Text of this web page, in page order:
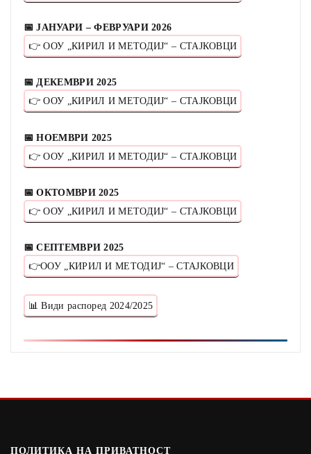
📅 ЈАНУАРИ – ФЕВРУАРИ 2026
👉 ООУ „КИРИЛ И МЕТОДИЈ“ – СТАЈКОВЦИ
📅 ДЕКЕМВРИ 2025
👉 ООУ „КИРИЛ И МЕТОДИЈ“ – СТАЈКОВЦИ
📅 НОЕМВРИ 2025
👉 ООУ „КИРИЛ И МЕТОДИЈ“ – СТАЈКОВЦИ
📅 ОКТОМВРИ 2025
👉 ООУ „КИРИЛ И МЕТОДИЈ“ – СТАЈКОВЦИ
📅 СЕПТЕМВРИ 2025
👉ООУ „КИРИЛ И МЕТОДИЈ“ – СТАЈКОВЦИ
📊 Види распоред 2024/2025
ПОЛИТИКА НА ПРИВАТНОСТ